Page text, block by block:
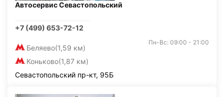
Автосервис Севастопольский
+7 (499) 653-72-12
Беляево(1,59 км)
Коньково(1,87 км)
Пн-Вс: 09:00 - 21:00
Севастопольский пр-кт, 95Б